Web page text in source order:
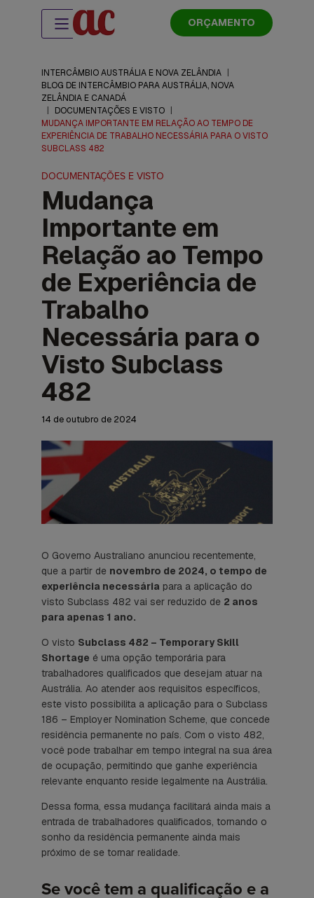
ORÇAMENTO
INTERCÂMBIO AUSTRÁLIA E NOVA ZELÂNDIA
BLOG DE INTERCÂMBIO PARA AUSTRÁLIA, NOVA
ZELÂNDIA E CANADÁ
DOCUMENTAÇÕES E VISTO
MUDANÇA IMPORTANTE EM RELAÇÃO AO TEMPO DE
EXPERIÊNCIA DE TRABALHO NECESSÁRIA PARA O VISTO
SUBCLASS 482
DOCUMENTAÇÕES E VISTO
Mudança
Importante em
Relação ao Tempo
de Experiência de
Trabalho
Necessária para o
Visto Subclass
482
14 de outubro de 2024
O Governo Australiano anunciou recentemente,
que a partir de novembro de 2024, o tempo de
experiência necessária para a aplicação do
visto Subclass 482 vai ser reduzido de 2 anos
para apenas 1 ano.
O visto Subclass 482 – Temporary Skill
Shortage é uma opção temporária para
trabalhadores qualificados que desejam atuar na
Austrália. Ao atender aos requisitos específicos,
este visto possibilita a aplicação para o Subclass
186 – Employer Nomination Scheme, que concede
residência permanente no país. Com o visto 482,
você pode trabalhar em tempo integral na sua área
de ocupação, permitindo que ganhe experiência
relevante enquanto reside legalmente na Austrália.
Dessa forma, essa mudança facilitará ainda mais a
entrada de trabalhadores qualificados, tornando o
sonho da residência permanente ainda mais
próximo de se tornar realidade.
Se você tem a qualificação e a